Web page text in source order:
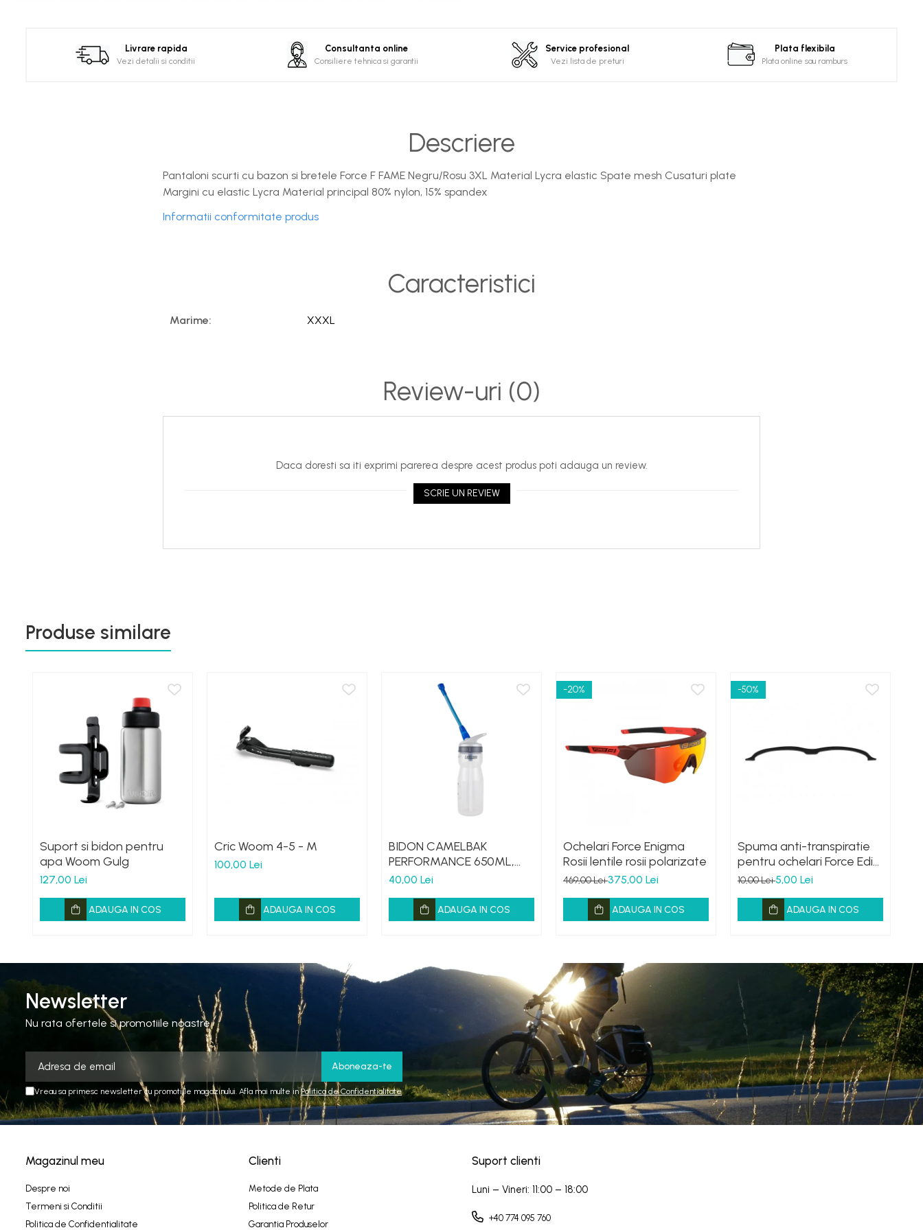
Livrare rapida
Vezi detalii si conditii
Consultanta online
Consiliere tehnica si garantii
Service profesional
Vezi lista de preturi
Plata flexibila
Plata online sau ramburs
Descriere
Pantaloni scurti cu bazon si bretele Force F FAME Negru/Rosu 3XL Material Lycra elastic Spate mesh Cusaturi plate
Margini cu elastic Lycra Material principal 80% nylon, 15% spandex
Informatii conformitate produs
Caracteristici
Marime: XXXL
Review-uri (0)
Daca doresti sa iti exprimi parerea despre acest produs poti adauga un review.
SCRIE UN REVIEW
Produse similare
Suport si bidon pentru
apa Woom Gulg
127,00 Lei
ADAUGA IN COS
Cric Woom 4-5 - M
100,00 Lei
ADAUGA IN COS
BIDON CAMELBAK
PERFORMANCE 650ML,
HANDS FREE CLEAR (16)
40,00 Lei
ADAUGA IN COS
-20%
Ochelari Force Enigma
Rosii lentile rosii polarizate
469,00 Lei375,00 Lei
ADAUGA IN COS
-50%
Spuma anti-transpiratie
pentru ochelari Force Edie
negru
10,00 Lei5,00 Lei
ADAUGA IN COS
Newsletter
Nu rata ofertele si promotiile noastre
Vreau sa primesc newsletter cu promotiile magazinului. Afla mai multe inPolitica de Confidentialitate
Magazinul meu
Despre noi
Termeni si Conditii
Politica de Confidentialitate
Clienti
Metode de Plata
Politica de Retur
Garantia Produselor
Suport clienti
Luni – Vineri: 11:00 – 18:00
+40 774 095 760